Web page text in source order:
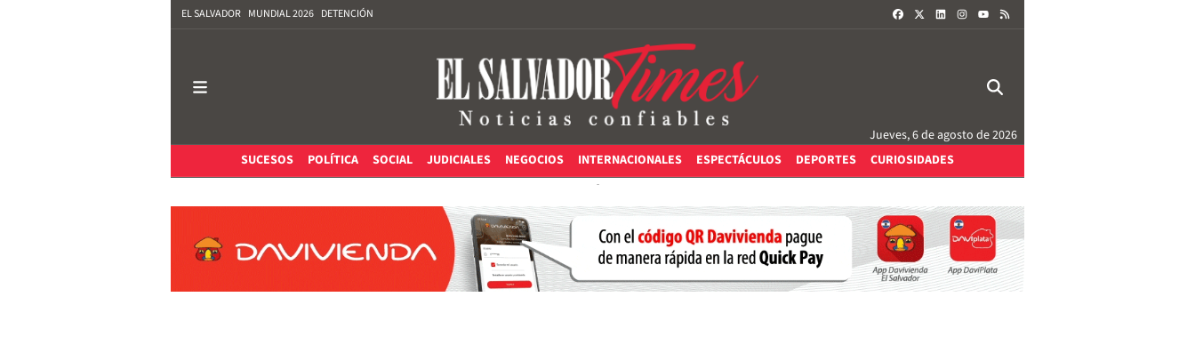
EL SALVADOR MUNDIAL 2026 DETENCIÓN FACEBOOKLINKEDININSTAGRAM
Jueves, 6 de agosto de 2026
SUCESOS
POLÍTICA SOCIAL JUDICIALES NEGOCIOS INTERNACIONALES ESPECTÁCULOS DEPORTES CURIOSIDADES